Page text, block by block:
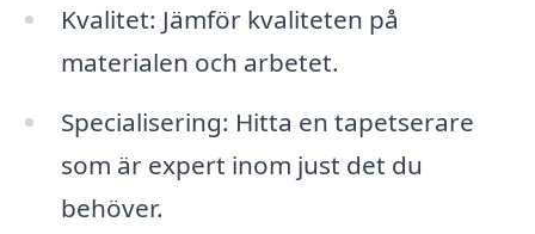
Kvalitet: Jämför kvaliteten på
materialen och arbetet.
Specialisering: Hitta en tapetserare
som är expert inom just det du
behöver.